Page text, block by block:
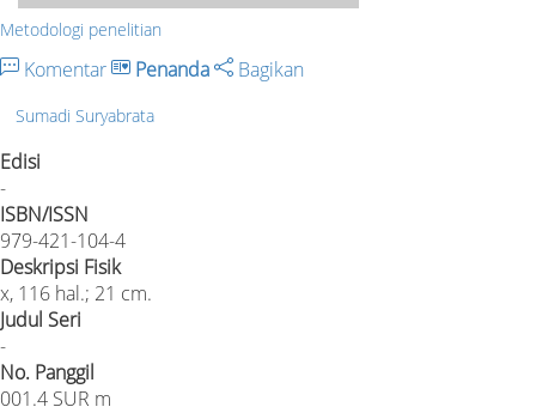
Metodologi penelitian
Komentar Penanda Bagikan
Sumadi Suryabrata
Edisi
-
ISBN/ISSN
979-421-104-4
Deskripsi Fisik
x, 116 hal.; 21 cm.
Judul Seri
-
No. Panggil
001.4 SUR m